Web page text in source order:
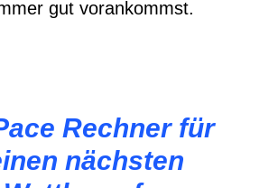
gut vorankommst.
Rechner für
nächsten